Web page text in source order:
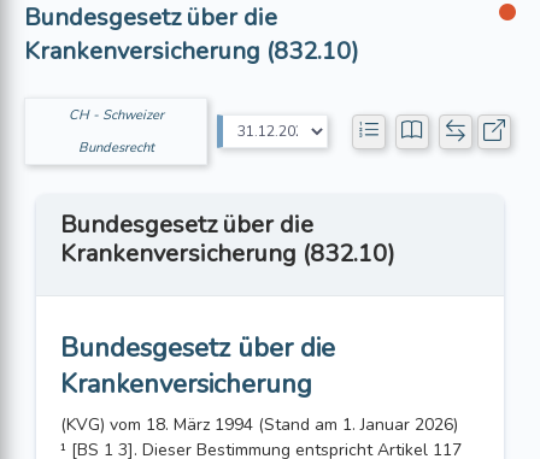
Bundesgesetz über die
Krankenversicherung (832.10)
CH - Schweizer
Bundesrecht
Bundesgesetz über die
Krankenversicherung (832.10)
Bundesgesetz über die
Krankenversicherung
(KVG) vom 18. März 1994 (Stand am 1. Januar 2026)
¹ [BS 1 3]. Dieser Bestimmung entspricht Artikel 117